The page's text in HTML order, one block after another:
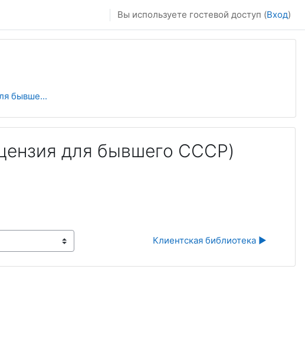
Вы используете гостевой доступ (Вход)
бывше...
для бывшего СССР)
Клиентская библиотека ▶︎